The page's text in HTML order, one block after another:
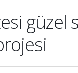
güzel